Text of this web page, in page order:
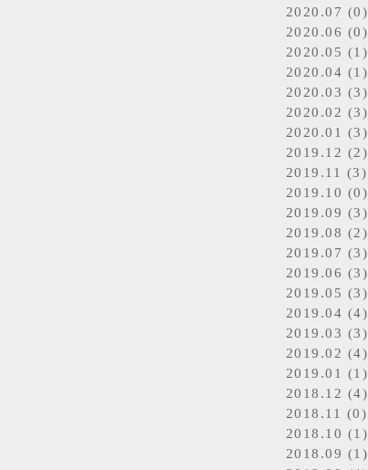
2020.07 (0)
2020.06 (0)
2020.05 (1)
2020.04 (1)
2020.03 (3)
2020.02 (3)
2020.01 (3)
2019.12 (2)
2019.11 (3)
2019.10 (0)
2019.09 (3)
2019.08 (2)
2019.07 (3)
2019.06 (3)
2019.05 (3)
2019.04 (4)
2019.03 (3)
2019.02 (4)
2019.01 (1)
2018.12 (4)
2018.11 (0)
2018.10 (1)
2018.09 (1)